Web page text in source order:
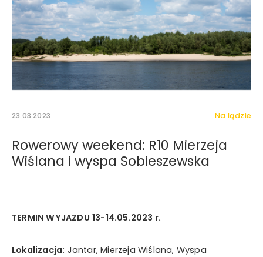
handlowej w rozumieniu art. 10 ust. 1 ustawy z dnia 18
23.03.2023 Na lądzie
Rowerowy weekend: R10 Mierzeja
Wiślana i wyspa Sobieszewska
TERMIN WYJAZDU 13-14.05.2023 r.
Lokalizacja: Jantar, Mierzeja Wiślana, Wyspa